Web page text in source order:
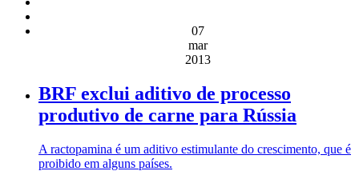
07
mar
2013
BRF exclui aditivo de processo
produtivo de carne para Rússia
A ractopamina é um aditivo estimulante do crescimento, que é
proibido em alguns países.